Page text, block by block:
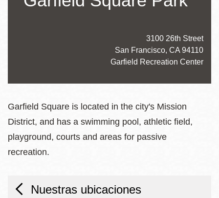
3100 26th Street
San Francisco, CA 94110
Garfield Recreation Center
Garfield Square is located in the city's Mission
District, and has a swimming pool, athletic field,
playground, courts and areas for passive
recreation.
Nuestras ubicaciones